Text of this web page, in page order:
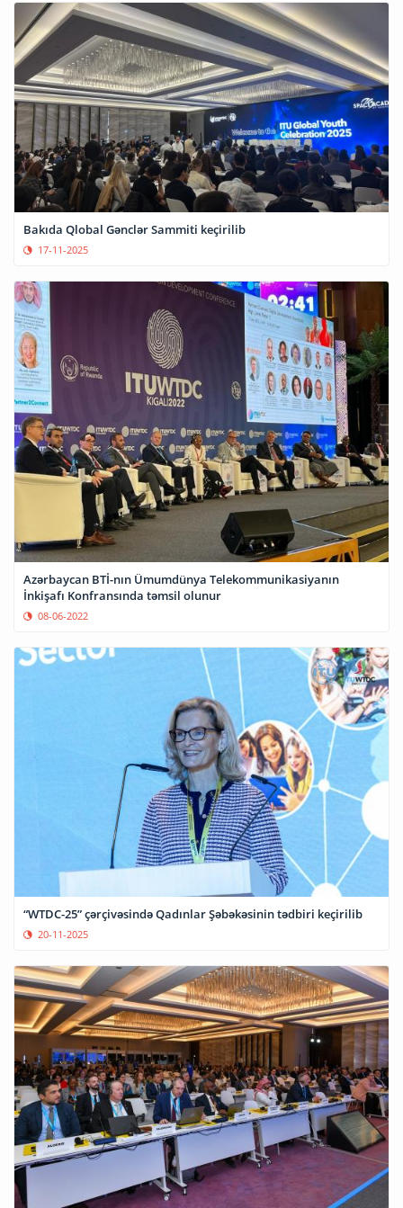
Bakıda Qlobal Gənclər Sammiti keçirilib
17-11-2025
Azərbaycan BTİ-nın Ümumdünya Telekommunikasiyanın
İnkişafı Konfransında təmsil olunur
08-06-2022
“WTDC-25” çərçivəsində Qadınlar Şəbəkəsinin tədbiri keçirilib
20-11-2025